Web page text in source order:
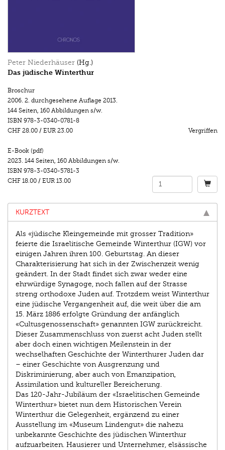
Peter Niederhäuser (Hg.)
Das jüdische Winterthur
Broschur
2006. 2. durchgesehene Auflage 2013.
144 Seiten, 160 Abbildungen s/w.
ISBN 978-3-0340-0781-8
CHF 28.00 / EUR 23.00 Vergriffen
E-Book (pdf)
2023. 144 Seiten, 160 Abbildungen s/w.
ISBN 978-3-0340-5781-3
CHF 18.00 / EUR 13.00
KURZTEXT
Als «jüdische Kleingemeinde mit grosser Tradition»
feierte die Israelitische Gemeinde Winterthur (IGW) vor
einigen Jahren ihren 100. Geburtstag. An dieser
Charakterisierung hat sich in der Zwischenzeit wenig
geändert. In der Stadt findet sich zwar weder eine
ehrwürdige Synagoge, noch fallen auf der Strasse
streng orthodoxe Juden auf. Trotzdem weist Winterthur
eine jüdische Vergangenheit auf, die weit über die am
15. März 1886 erfolgte Gründung der anfänglich
«Cultusgenossenschaft» genannten IGW zurückreicht.
Dieser Zusammenschluss von zuerst acht Juden stellt
aber doch einen wichtigen Meilenstein in der
wechselhaften Geschichte der Winterthurer Juden dar
– einer Geschichte von Ausgrenzung und
Diskriminierung, aber auch von Emanzipation,
Assimilation und kultureller Bereicherung.
Das 120-Jahr-Jubiläum der «Israelitischen Gemeinde
Winterthur» bietet nun dem Historischen Verein
Winterthur die Gelegenheit, ergänzend zu einer
Ausstellung im «Museum Lindengut» die nahezu
unbekannte Geschichte des jüdischen Winterthur
aufzuarbeiten. Hausierer und Unternehmer, elsässische